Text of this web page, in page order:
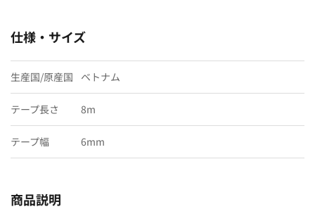
仕様・サイズ
生産国/原産国 ベトナム
テープ長さ 8m
テープ幅 6mm
商品説明